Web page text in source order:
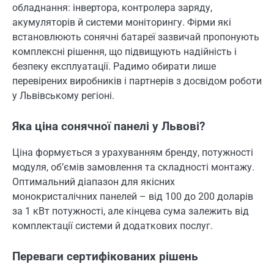
обладнання: інвертора, контролера заряду,
акумуляторів й системи моніторингу. Фірми які
встановлюють сонячні батареї зазвичай пропонують
комплексні рішення, що підвищують надійність і
безпеку експлуатації. Радимо обирати лише
перевірених виробників і партнерів з досвідом роботи
у Львівському регіоні.
Яка ціна сонячної панелі у Львові?
Ціна формується з урахуванням бренду, потужності
модуля, об’ємів замовлення та складності монтажу.
Оптимальний діапазон для якісних
монокристалічних панелей – від 100 до 200 доларів
за 1 кВт потужності, але кінцева сума залежить від
комплектації системи й додаткових послуг.
Переваги сертифікованих рішень